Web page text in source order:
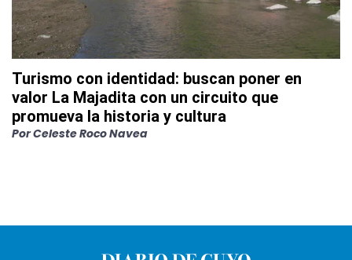
Turismo con identidad: buscan poner en
valor La Majadita con un circuito que
promueva la historia y cultura
PorCeleste Roco Navea